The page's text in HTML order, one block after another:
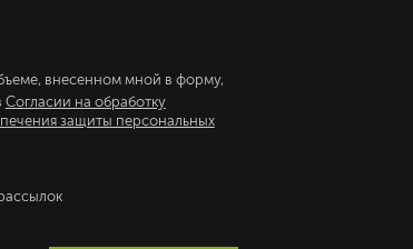
внесенном мной в форму,
Согласии на обработку
защиты персональных